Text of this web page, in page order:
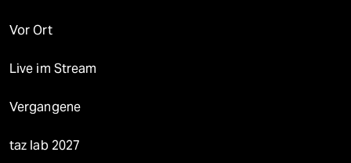
Vor Ort
Live im Stream
Vergangene
taz lab 2027